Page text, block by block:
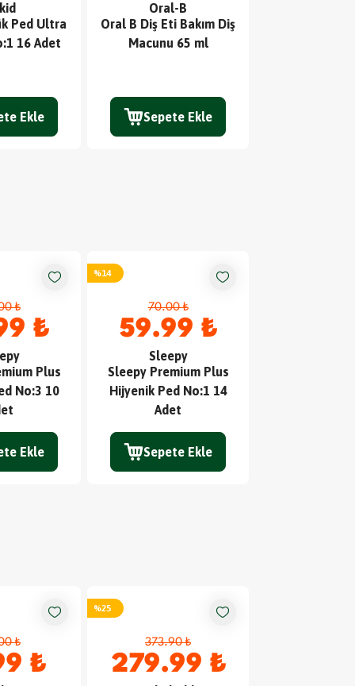
Ped Ultra
16 Adet
Ekle
Oral-B
Oral B Diş Eti Bakım Diş
Macunu 65 ml
Sepete Ekle
₺
₺
Plus
No:3 10
Ekle
%14
70.00 ₺
59.99 ₺
Sleepy
Sleepy Premium Plus
Hijyenik Ped No:1 14
Adet
Sepete Ekle
₺
₺
%25
373.90 ₺
279.99 ₺